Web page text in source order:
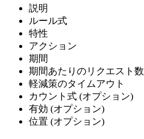
説明
ルール式
特性
アクション
期間
期間あたりのリクエスト数
軽減策のタイムアウト
カウント式 (オプション)
有効 (オプション)
位置 (オプション)